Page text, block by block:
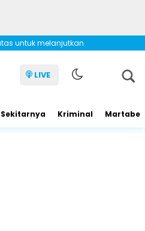
untuk melanjutkan
LIVE
Kriminal Martabe